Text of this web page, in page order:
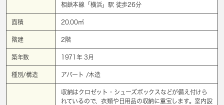
相鉄本線「 横浜」駅 徒歩26分
面積 20.00㎡
階建 2階
築年数 1971年 3月
種別/構造 アパート /木造
収納はクロゼット・シューズボックスなどが備え付けら
れているので、衣類や日用品の収納に重宝します。室内設